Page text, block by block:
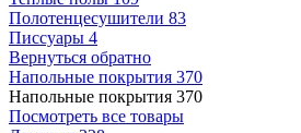
Полотенцесушители 83
Писсуары 4
Вернуться обратно
Напольные покрытия 370
Напольные покрытия 370
Посмотреть все товары